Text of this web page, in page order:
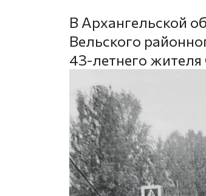
В Архангельской
Вельского
43-летнего